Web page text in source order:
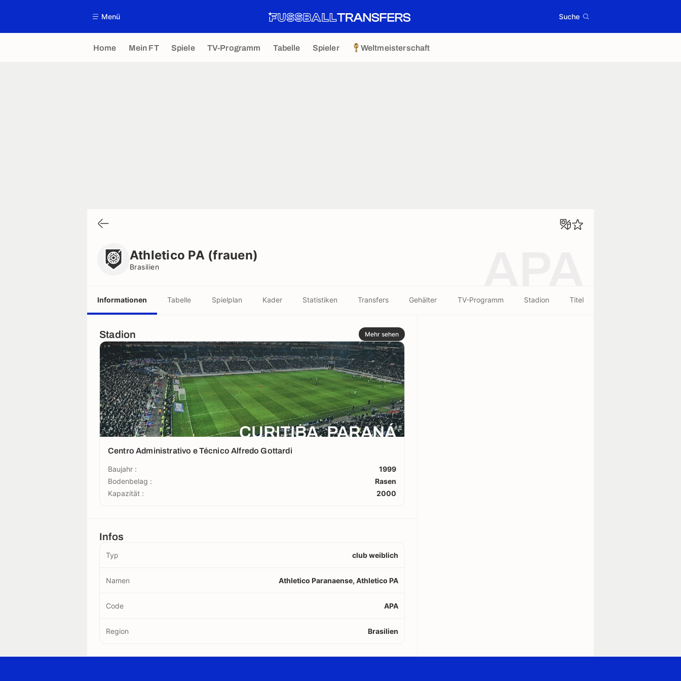
Menü Suche
Home Mein FT Spiele TV-Programm Tabelle Spieler Weltmeisterschaft
Athletico PA (frauen)
Brasilien
Informationen Tabelle Spielplan Kader Statistiken Transfers Gehälter TV-Programm Stadion Titel
Stadion Mehr sehen
CURITIBA, PARANÁ
Centro Administrativo e Técnico Alfredo Gottardi
Baujahr :
1999
Bodenbelag :
Rasen
Kapazität :
2000
Infos
Typ club weiblich
Namen Athletico Paranaense, Athletico PA
Code APA
Region Brasilien